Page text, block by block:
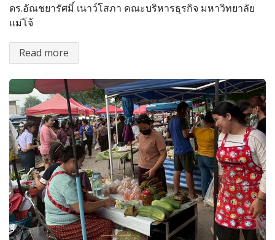
ดร.อัณชยารัศมิ์ เนาว์โสภา คณะบริหารธุรกิจ มหาวิทยาลัย
แม่โจ้
Read more